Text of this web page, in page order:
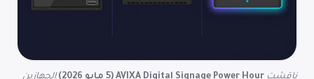
ناقشت AVIXA Digital Signage Power Hour (5 مايو 2026)
الجهازين